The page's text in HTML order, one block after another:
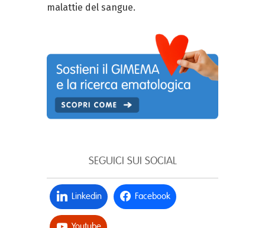
malattie del sangue.
SEGUICI SUI SOCIAL
Linkedin Facebook